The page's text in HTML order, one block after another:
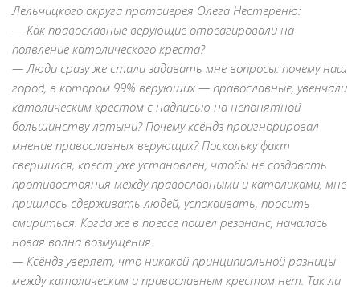
Лельчицкого округа протоиерея Олега Нестереню:
— Как православные верующие отреагировали на
появление католического креста?
— Люди сразу же стали задавать мне вопросы: почему наш
город, в котором 99% верующих — православные, увенчали
католическим крестом с надписью на непонятной
большинству латыни? Почему ксёндз проигнорировал
мнение православных верующих? Поскольку факт
свершился, крест уже установлен, чтобы не создавать
противостояния между православными и католиками, мне
пришлось сдерживать людей, успокаивать, просить
смириться. Когда же в прессе пошел резонанс, началась
новая волна возмущения.
— Ксёндз уверяет, что никакой принципиальной разницы
между католическим и православным крестом нет. Так ли